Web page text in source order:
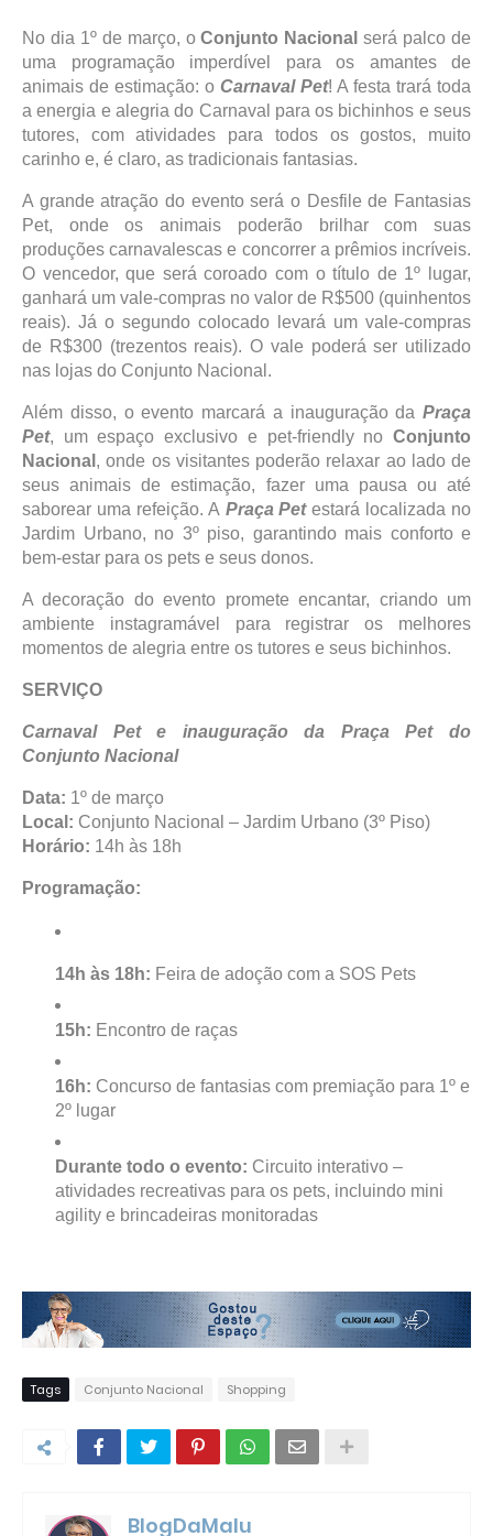
No dia 1º de março, oConjunto Nacional será palco de
uma programação imperdível para os amantes de
animais de estimação: o Carnaval Pet! A festa trará toda
a energia e alegria do Carnaval para os bichinhos e seus
tutores, com atividades para todos os gostos, muito
carinho e, é claro, as tradicionais fantasias.
A grande atração do evento será o Desfile de Fantasias
Pet, onde os animais poderão brilhar com suas
produções carnavalescas e concorrer a prêmios incríveis.
O vencedor, que será coroado com o título de 1º lugar,
ganhará um vale-compras no valor de R$500 (quinhentos
reais). Já o segundo colocado levará um vale-compras
de R$300 (trezentos reais). O vale poderá ser utilizado
nas lojas do Conjunto Nacional.
Além disso, o evento marcará a inauguração da Praça
Pet, um espaço exclusivo e pet-friendly no Conjunto
Nacional , onde os visitantes poderão relaxar ao lado de
seus animais de estimação, fazer uma pausa ou até
saborear uma refeição. A Praça Petestará localizada no
Jardim Urbano, no 3º piso, garantindo mais conforto e
bem-estar para os pets e seus donos.
A decoração do evento promete encantar, criando um
ambiente instagramável para registrar os melhores
momentos de alegria entre os tutores e seus bichinhos.
SERVIÇO
Carnaval Pet e inauguração da Praça Pet do
Conjunto Nacional
Data: 1º de março
Local: Conjunto Nacional – Jardim Urbano (3º Piso)
Horário: 14h às 18h
Programação:
14h às 18h: Feira de adoção com a SOS Pets
15h: Encontro de raças
16h: Concurso de fantasias com premiação para 1º e
2º lugar
Durante todo o evento: Circuito interativo –
atividades recreativas para os pets, incluindo mini
agility e brincadeiras monitoradas
Tags Conjunto Nacional Shopping
BlogDaMalu